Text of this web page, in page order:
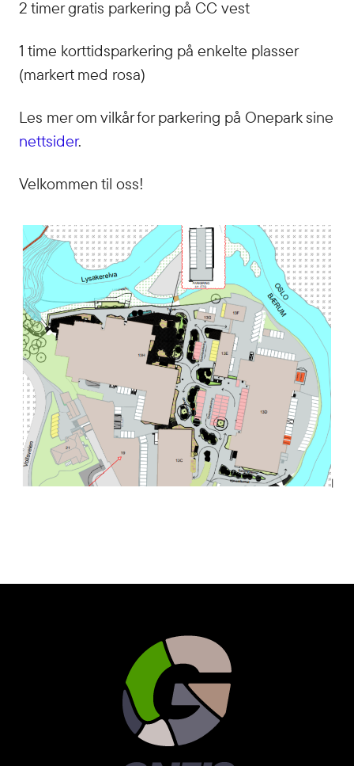
2 timer gratis parkering på CC vest
1 time korttidsparkering på enkelte plasser
(markert med rosa)
Les mer om vilkår for parkering på Onepark sine
nettsider.
Velkommen til oss!